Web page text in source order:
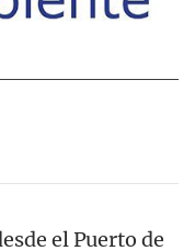
el Puerto de